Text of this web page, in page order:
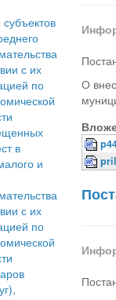
с их
по
в
и
с их
по
О